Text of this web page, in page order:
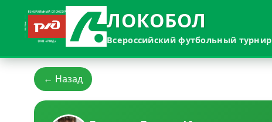
ЛОКОБОЛ
Всероссийский футбольный турнир
← Назад